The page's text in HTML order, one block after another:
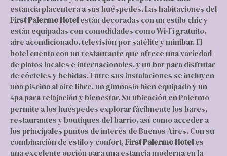
estancia placentera a sus huéspedes. Las habitaciones del
First Palermo Hotelestán decoradas con un estilo chic y
están equipadas con comodidades como Wi-Fi gratuito,
aire acondicionado, televisión por satélite y minibar. El
hotel cuenta con un restaurante que ofrece una variedad
de platos locales e internacionales, y un bar para disfrutar
de cócteles y bebidas. Entre sus instalaciones se incluyen
una piscina al aire libre, un gimnasio bien equipado y un
spa para relajación y bienestar. Su ubicación en Palermo
permite a los huéspedes explorar fácilmente los bares,
restaurantes y boutiques del barrio, así como acceder a
los principales puntos de interés de Buenos Aires. Con su
combinación de estilo y confort,First Palermo Hoteles
una excelente opción para una estancia moderna en la